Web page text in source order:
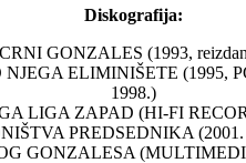
Diskografija:
GONZALES (1993,
ELIMINIŠETE (1995,
1998.)
LIGA ZAPAD (HI-FI
PREDSEDNIKA
GONZALESA